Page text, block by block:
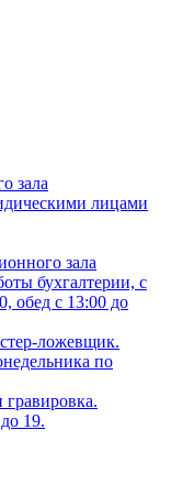
зала
лицами
зала
бухгалтерии, с
обед с 13:00 до
ложевщик.
по
гравировка.
19.